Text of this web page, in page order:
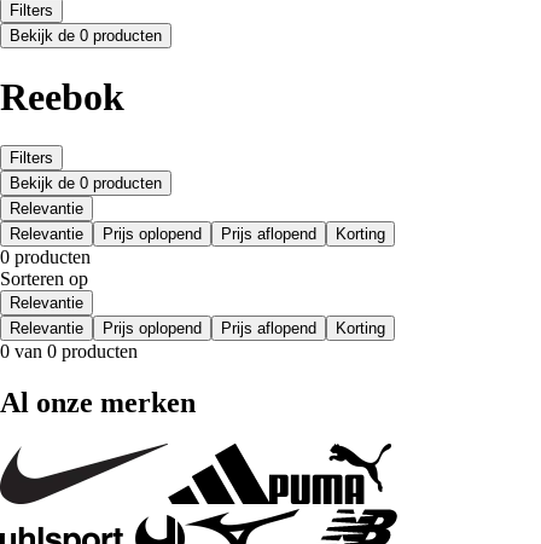
Filters
Bekijk de 0 producten
Reebok
Filters
Bekijk de 0 producten
Relevantie
Relevantie
Prijs oplopend Prijs aflopend Korting
0 producten
Sorteren op
Relevantie
Relevantie
Prijs oplopend Prijs aflopend Korting
0 van 0 producten
Al onze merken